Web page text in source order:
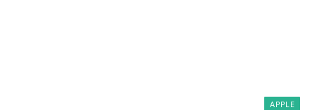
APPLE